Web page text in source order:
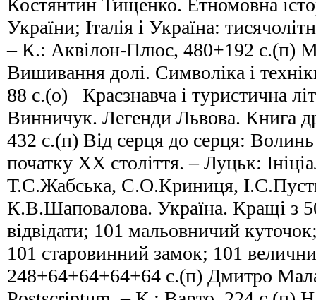
Костянтин Тищенко. Етномовна
України; Італія і Україна:
– К.: Аквілон-Плюс, 480+192 с.(п)
Вишивання долі. Символіка і
88 с.(о) Краєзнавча і туристична
Винничук. Легенди Львова. Книга
432 с.(п) Від серця до серця:
початку ХХ століття. – Луцьк:
Т.С.Жабська, С.О.Криниця,
К.В.Шаповалова. Україна. Кращі з
відвідати; 101 мальовничий
101 старовинний замок; 101
248+64+64+64+64 с.(п) Дмитро